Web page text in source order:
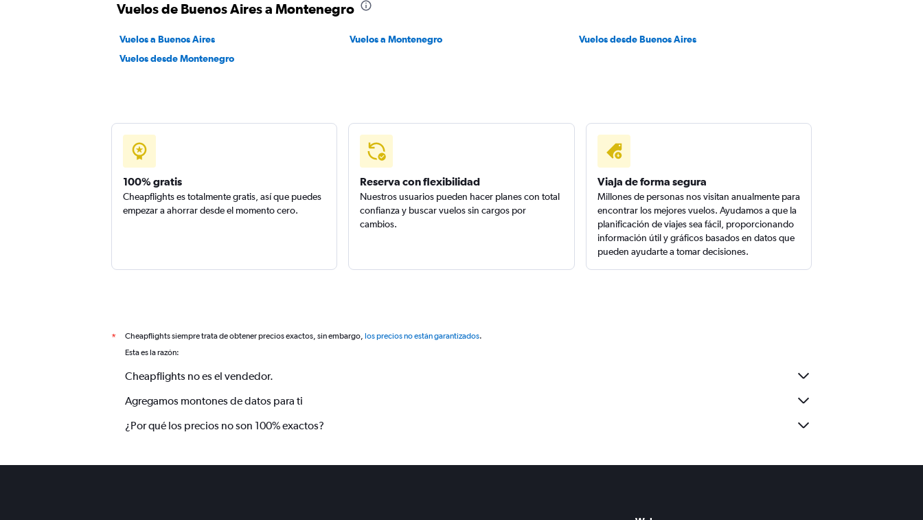
Vuelos de Buenos Aires a Montenegro
Vuelos a Buenos Aires Vuelos a Montenegro
Vuelos desde Buenos Aires
Vuelos desde Montenegro
100% gratis
Cheapflights es totalmente gratis, así que puedes
empezar a ahorrar desde el momento cero.
Reserva con flexibilidad
Nuestros usuarios pueden hacer planes con total
confianza y buscar vuelos sin cargos por
cambios.
Viaja de forma segura
Millones de personas nos visitan anualmente para
encontrar los mejores vuelos. Ayudamos a que la
planificación de viajes sea fácil, proporcionando
información útil y gráficos basados en datos que
pueden ayudarte a tomar decisiones.
* Cheapflights siempre trata de obtener precios exactos, sin embargo, los precios no están garantizados.
Esta es la razón:
Cheapflights no es el vendedor.
Agregamos montones de datos para ti
¿Por qué los precios no son 100% exactos?